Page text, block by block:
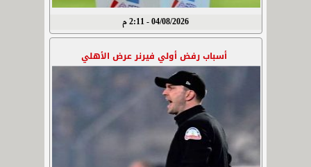
04/08/2026 - 2:11 م
أسباب رفض أولي فيرنر عرض الأهلي